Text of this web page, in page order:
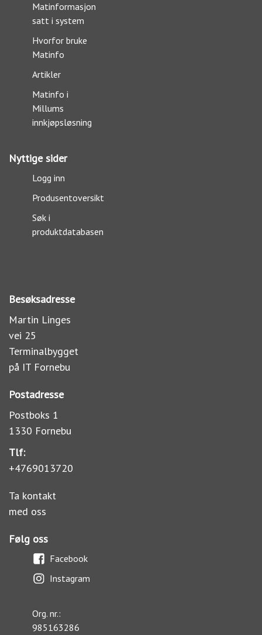
Matinformasjon
satt i system
Hvorfor bruke
Matinfo
Artikler
Matinfo i
Millums
innkjøpsløsning
Nyttige sider
Logg inn
Produsentoversikt
Søk i
produktdatabasen
Besøksadresse
Martin Linges
vei 25
Terminalbygget
på IT Fornebu
Postadresse
Postboks 1
1330 Fornebu
Tlf:
+4769013720
Ta kontakt
med oss
Følg oss
Facebook
Instagram
Org. nr.:
985163286